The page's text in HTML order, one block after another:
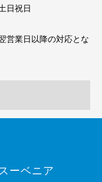
日祝日
営業日以降の対応とな
ーベニア